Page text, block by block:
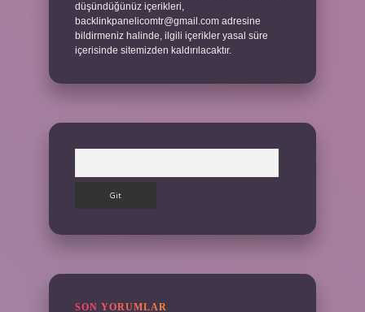
düşündüğünüz içerikleri,
backlinkpanelicomtr@gmail.com adresine
bildirmeniz halinde, ilgili içerikler yasal süre
içerisinde sitemizden kaldırılacaktır.
SON YORUMLAR